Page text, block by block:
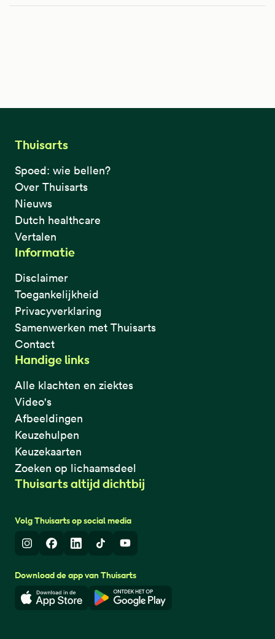
Thuisarts
Spoed: wie bellen?
Over Thuisarts
Nieuws
Dutch healthcare
Vertalen
Informatie
Disclaimer
Toegankelijkheid
Privacyverklaring
Samenwerken met Thuisarts
Contact
Handige links
Alle klachten en ziektes
Video's
Afbeeldingen
Keuzehulpen
Keuzekaarten
Zoeken op lichaamsdeel
Thuisarts altijd dichtbij
Volg Thuisarts op social media
InstagramFacebook
LinkedInTikTokYoutube
Download de app van Thuisarts
Download in de App StoreDownload in de Google Play